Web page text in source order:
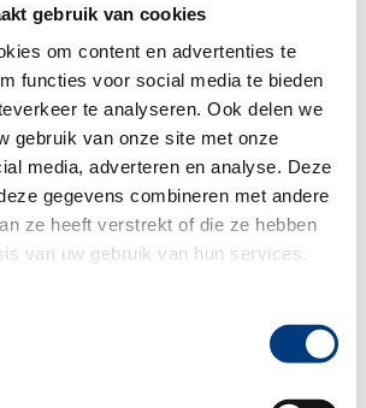
gebruik van cookies
om content en advertenties te
functies voor social media te bieden
te analyseren. Ook delen we
gebruik van onze site met onze
media, adverteren en analyse. Deze
gegevens combineren met andere
ze heeft verstrekt of die ze hebben
van uw gebruik van hun services.
gegevens over
bezoekersgedra
g verkrijgen.
Deze cookie
wordt gebruikt
om de
frequentie van
bezoeken te
30
dagen